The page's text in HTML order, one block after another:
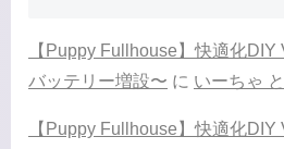
【Puppy Fullhouse】快適化
バッテリー増設〜 に いーちゃ
【Puppy Fullhouse】快適化